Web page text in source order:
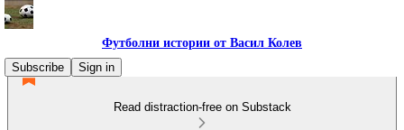
Футболни истории от Васил Колев
Subscribe
Sign in
Read distraction-free on Substack